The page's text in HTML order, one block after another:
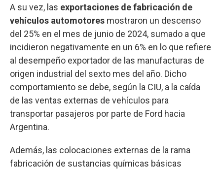
A su vez, las exportaciones de fabricación de
vehículos automotores mostraron un descenso
del 25% en el mes de junio de 2024, sumado a que
incidieron negativamente en un 6% en lo que refiere
al desempeño exportador de las manufacturas de
origen industrial del sexto mes del año. Dicho
comportamiento se debe, según la CIU, a la caída
de las ventas externas de vehículos para
transportar pasajeros por parte de Ford hacia
Argentina.
Además, las colocaciones externas de la rama
fabricación de sustancias químicas básicas